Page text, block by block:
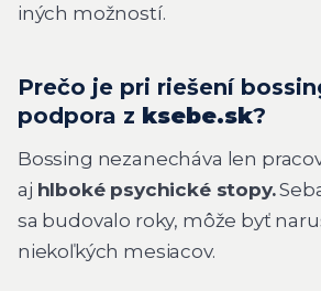
iných možností.
Prečo je pri riešení
podpora z ksebe.sk?
Bossing nezanecháva len
aj hlboké psychické stopy.
sa budovalo roky, môže byť
niekoľkých mesiacov.